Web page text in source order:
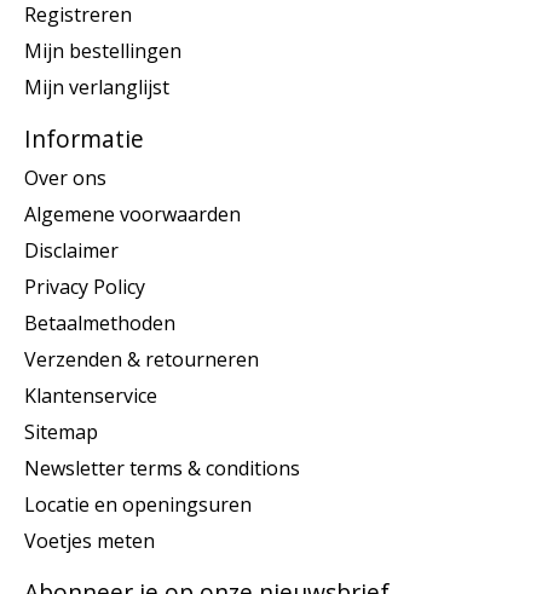
Registreren
Mijn bestellingen
Mijn verlanglijst
Informatie
Over ons
Algemene voorwaarden
Disclaimer
Privacy Policy
Betaalmethoden
Verzenden & retourneren
Klantenservice
Sitemap
Newsletter terms & conditions
Locatie en openingsuren
Voetjes meten